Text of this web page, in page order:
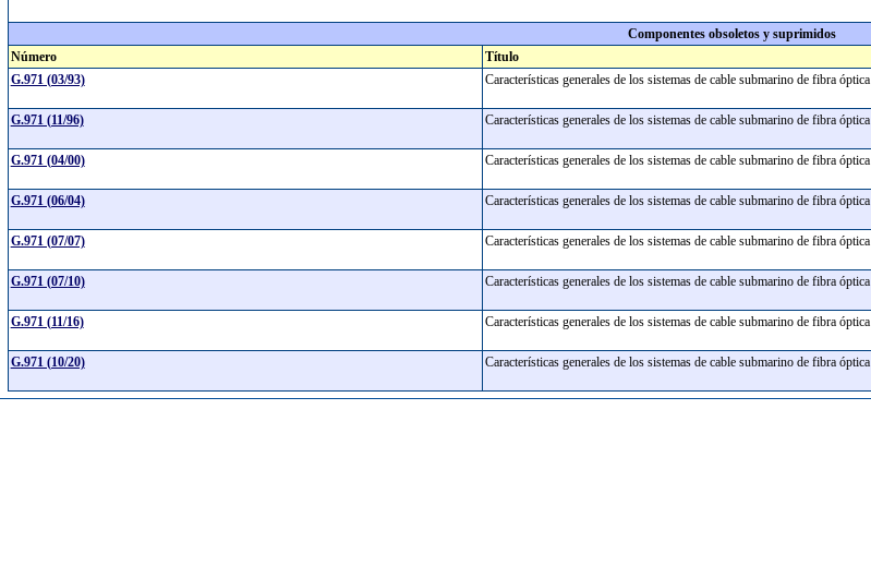
Componentes obsoletos y suprimidos
Número
Título
G.971 (03/93)
Características generales de los sistemas de cable submarino de fibra óptica
G.971 (11/96) Características generales de los sistemas de cable submarino de fibra óptica
G.971 (04/00) Características generales de los sistemas de cable submarino de fibra óptica
G.971 (06/04) Características generales de los sistemas de cable submarino de fibra óptica
G.971 (07/07) Características generales de los sistemas de cable submarino de fibra óptica
G.971 (07/10) Características generales de los sistemas de cable submarino de fibra óptica
G.971 (11/16) Características generales de los sistemas de cable submarino de fibra óptica
G.971 (10/20) Características generales de los sistemas de cable submarino de fibra óptica